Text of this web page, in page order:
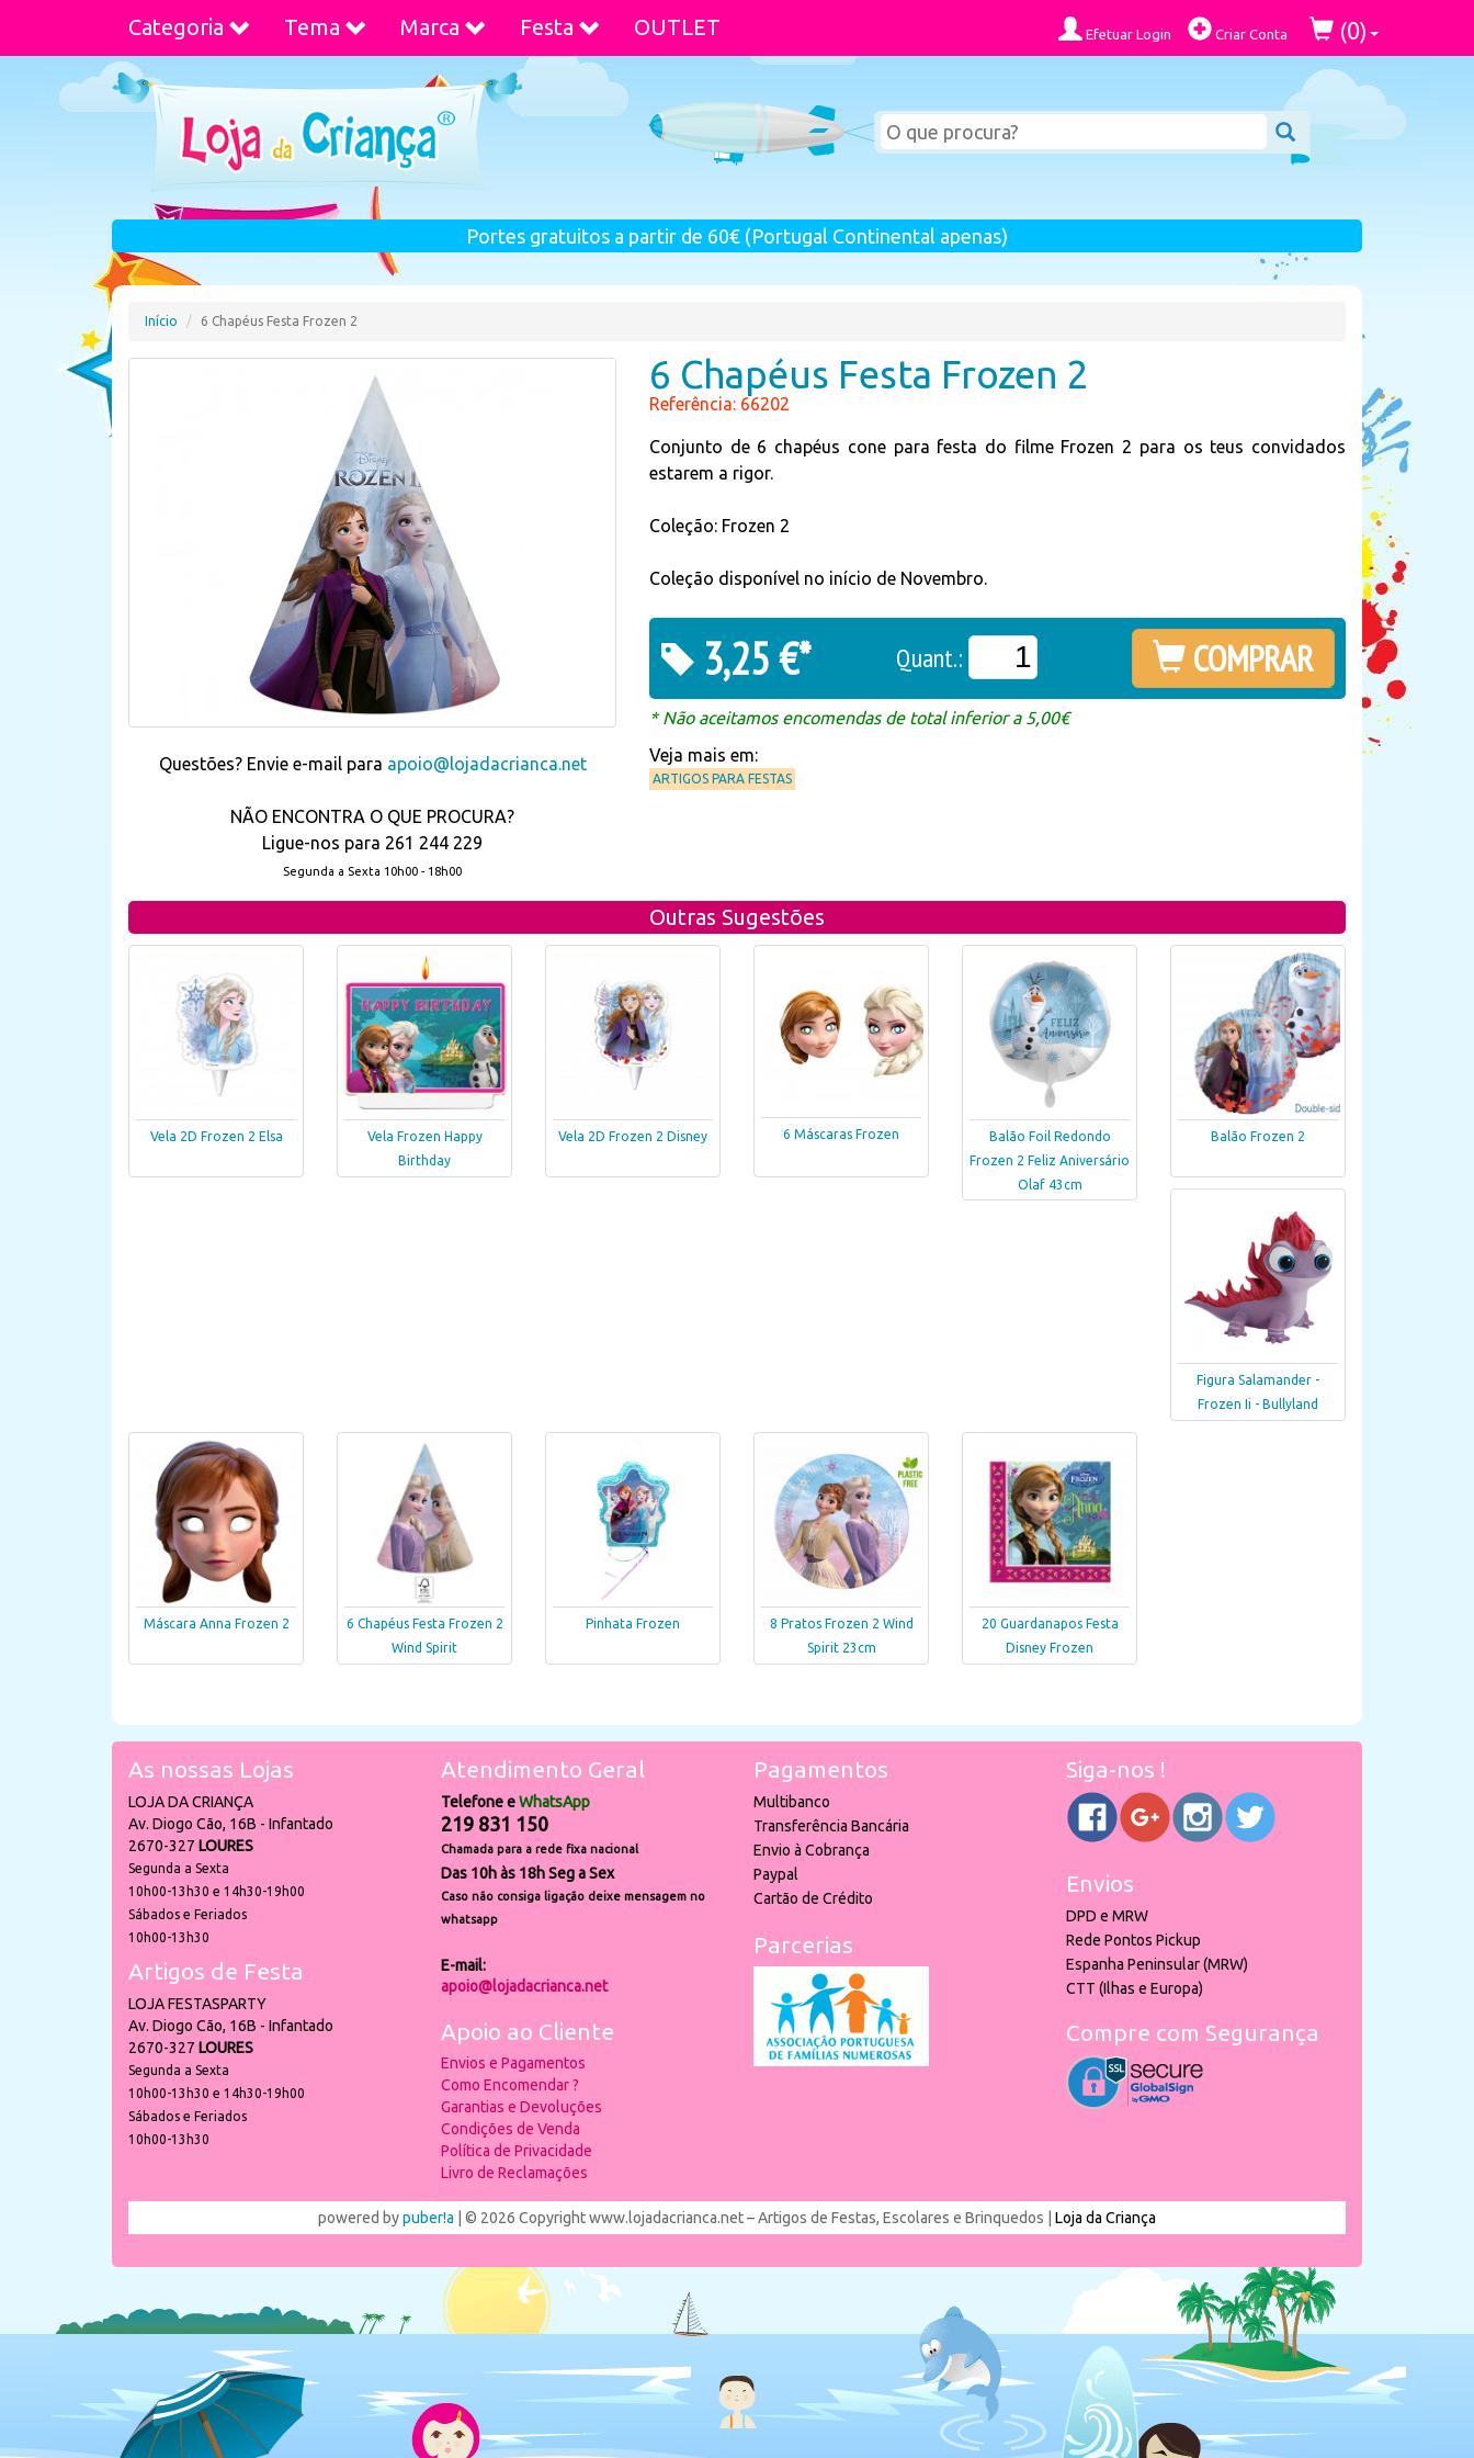
Categoria Tema Marca Festa OUTLET Efetuar Login Criar Conta (0)
Portes gratuitos a partir de 60€ (Portugal Continental apenas)
Início 6 Chapéus Festa Frozen 2
Questões? Envie e-mail para apoio@lojadacrianca.net
NÃO ENCONTRA O QUE PROCURA?
Ligue-nos para 261 244 229
Segunda a Sexta 10h00 - 18h00
6 Chapéus Festa Frozen 2
Referência: 66202
Conjunto de 6 chapéus cone para festa do filme Frozen 2 para os teus convidados
estarem a rigor.
Coleção: Frozen 2
Coleção disponível no início de Novembro.
3,25 €* Quant.: COMPRAR
* Não aceitamos encomendas de total inferior a 5,00€
Veja mais em:
ARTIGOS PARA FESTAS
Outras Sugestões
Vela 2D Frozen 2 Elsa
Vela Frozen Happy
Birthday
Vela 2D Frozen 2 Disney 6 Máscaras Frozen
Balão Foil Redondo
Frozen 2 Feliz Aniversário
Olaf 43cm
Balão Frozen 2
Figura Salamander -
Frozen Ii - Bullyland
Máscara Anna Frozen 2
6 Chapéus Festa Frozen 2
Wind Spirit
Pinhata Frozen
8 Pratos Frozen 2 Wind
Spirit 23cm
20 Guardanapos Festa
Disney Frozen
As nossas Lojas
LOJA DA CRIANÇA
Av. Diogo Cão, 16B - Infantado
2670-327 LOURES
Segunda a Sexta
10h00-13h30 e 14h30-19h00
Sábados e Feriados
10h00-13h30
Artigos de Festa
LOJA FESTASPARTY
Av. Diogo Cão, 16B - Infantado
2670-327 LOURES
Segunda a Sexta
10h00-13h30 e 14h30-19h00
Sábados e Feriados
10h00-13h30
Atendimento Geral
Telefone eWhatsApp
219 831 150
Chamada para a rede fixa nacional
Das 10h às 18h Seg a Sex
Caso não consiga ligação deixe mensagem no
whatsapp
E-mail:
apoio@lojadacrianca.net
Apoio ao Cliente
Envios e Pagamentos
Como Encomendar ?
Garantias e Devoluções
Condições de Venda
Política de Privacidade
Livro de Reclamações
Pagamentos
Multibanco
Transferência Bancária
Envio à Cobrança
Paypal
Cartão de Crédito
Parcerias
Siga-nos !
Envios
DPD e MRW
Rede Pontos Pickup
Espanha Peninsular (MRW)
CTT (Ilhas e Europa)
Compre com Segurança
powered bypuber!a | © 2026 Copyright www.lojadacrianca.net – Artigos de Festas, Escolares e Brinquedos | Loja da Criança